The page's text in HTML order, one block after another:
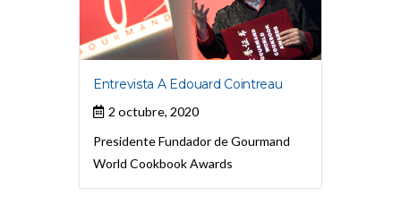
Entrevista A Edouard Cointreau
2 octubre, 2020
Presidente Fundador de Gourmand
World Cookbook Awards